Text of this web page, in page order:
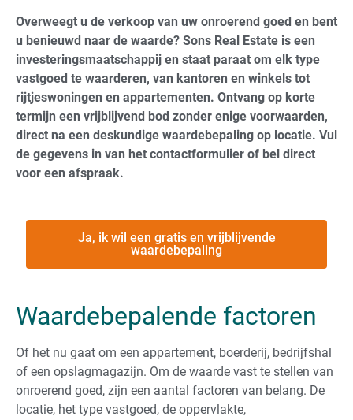
Overweegt u de verkoop van uw onroerend goed en bent
u benieuwd naar de waarde? Sons Real Estate is een
investeringsmaatschappij en staat paraat om elk type
vastgoed te waarderen, van kantoren en winkels tot
rijtjeswoningen en appartementen. Ontvang op korte
termijn een vrijblijvend bod zonder enige voorwaarden,
direct na een deskundige waardebepaling op locatie. Vul
de gegevens in van het contactformulier of bel direct
voor een afspraak.
Ja, ik wil een gratis en vrijblijvende
waardebepaling
Waardebepalende factoren
Of het nu gaat om een appartement, boerderij, bedrijfshal
of een opslagmagazijn. Om de waarde vast te stellen van
onroerend goed, zijn een aantal factoren van belang. De
locatie, het type vastgoed, de oppervlakte,